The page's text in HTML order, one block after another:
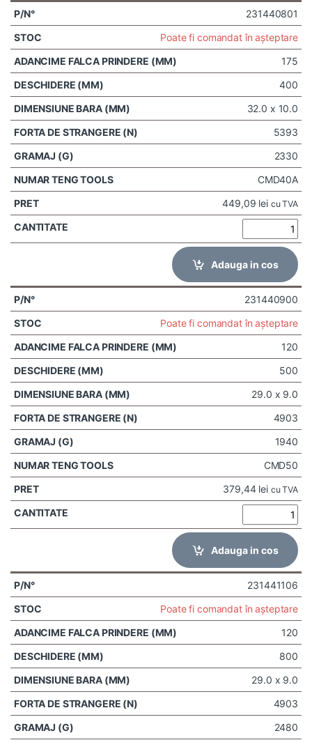
231440801
Poate fi comandat în așteptare
175
400
32.0 x 10.0
5393
2330
CMD40A
449,09 lei cu TVA
Adauga in cos
231440900
Poate fi comandat în așteptare
120
500
29.0 x 9.0
4903
1940
CMD50
379,44 lei cu TVA
Adauga in cos
231441106
Poate fi comandat în așteptare
120
800
29.0 x 9.0
4903
2480